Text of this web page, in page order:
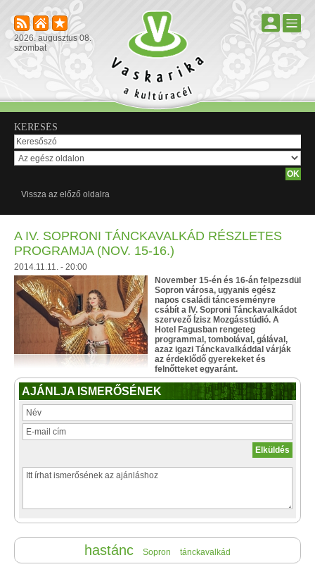
2026. augusztus 08.
szombat
KERESÉS
Vissza az előző oldalra
A IV. SOPRONI TÁNCKAVALKÁD RÉSZLETES
PROGRAMJA (NOV. 15-16.)
2014.11.11. - 20:00
November 15-én és 16-án felpezsdül
Sopron városa, ugyanis egész
napos családi tánceseményre
csábít a IV. Soproni Tánckavalkádot
szervező Ízisz Mozgásstúdió. A
Hotel Fagusban rengeteg
programmal, tombolával, gálával,
azaz igazi Tánckavalkáddal várják
az érdeklődő gyerekeket és
felnőtteket egyaránt.
AJÁNLJA ISMERŐSÉNEK
hastánc Sopron tánckavalkád